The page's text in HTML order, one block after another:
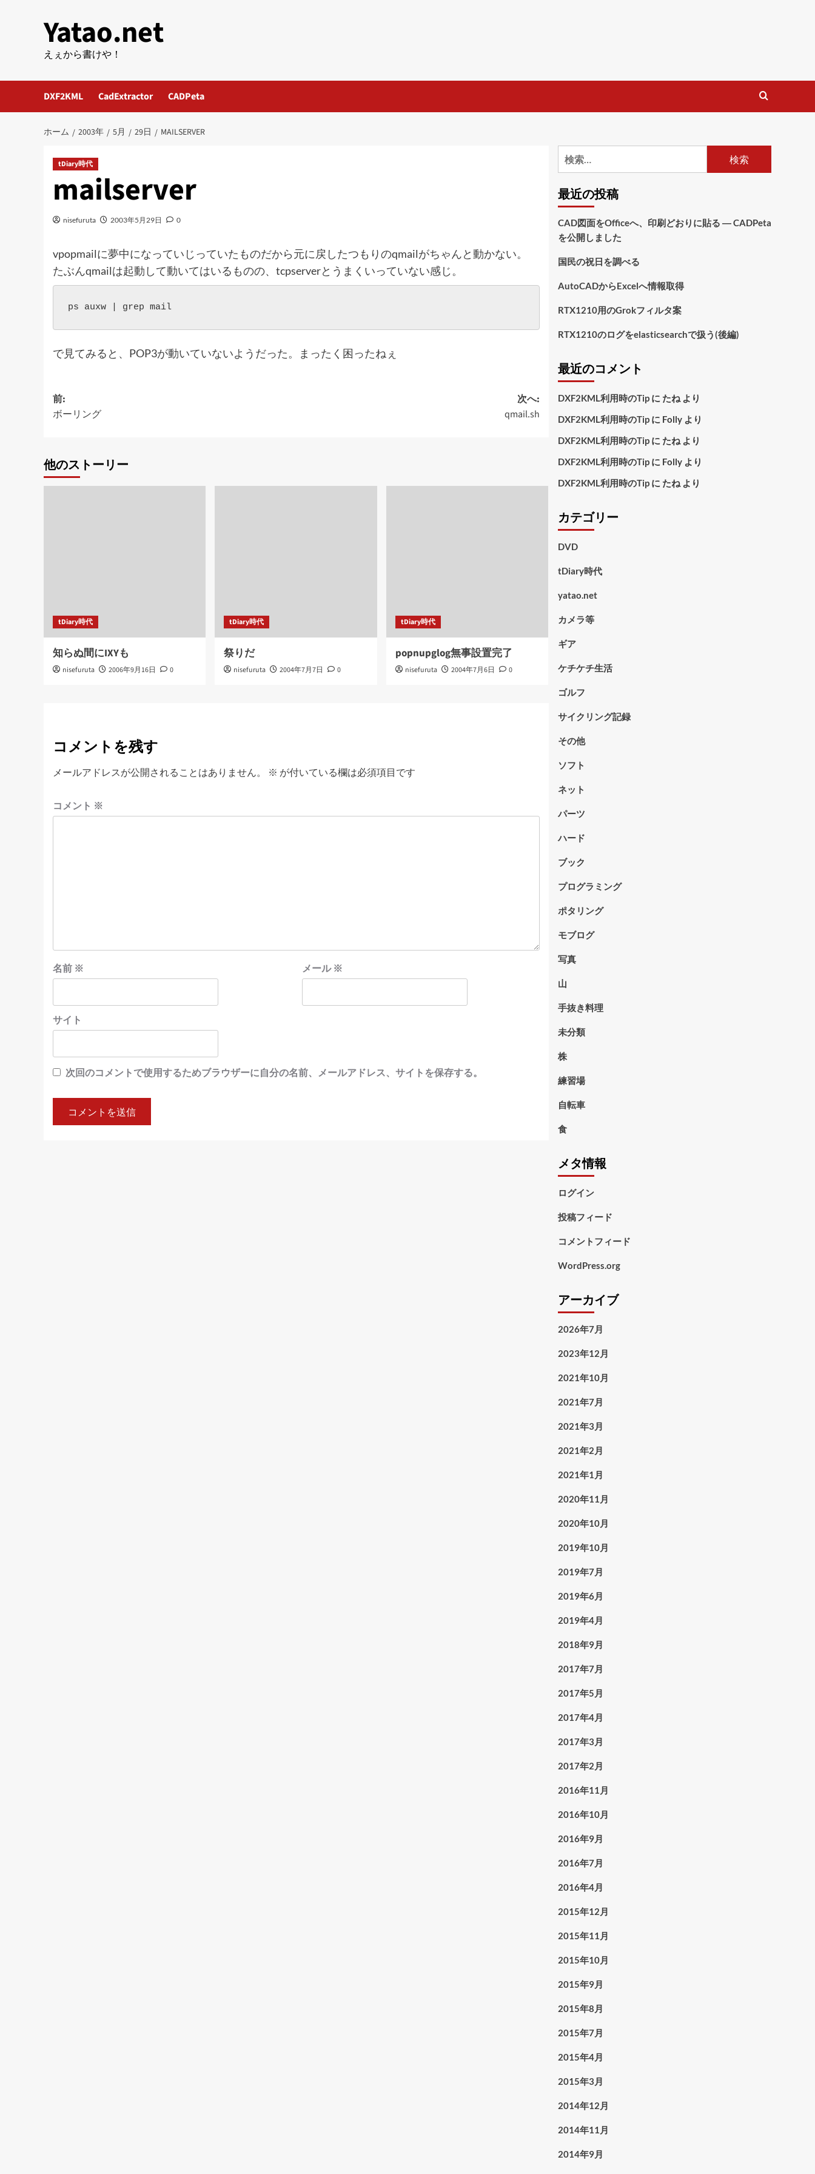
ッ
Yatao.net
えぇから書けや！
DXF2KML CadExtractor CADPeta
ホーム 2003年 5月 29日 MAILSERVER
tDiary時代
mailserver
nisefuruta 2003年5月29日 0
vpopmailに夢中になっていじっていたものだから元に戻したつもりのqmailがちゃんと動かない。
たぶんqmailは起動して動いてはいるものの、tcpserverとうまくいっていない感じ。
ps auxw | grep mail
で見てみると、POP3が動いていないようだった。まったく困ったねぇ
投
稿
ビ
ゲ
前:
ボーリング
次へ:
qmail.sh
他のストーリー
tDiary時代
知らぬ間にIXYも
nisefuruta 2006年9月16日 0
tDiary時代
祭りだ
nisefuruta 2004年7月7日 0
tDiary時代
popnupglog無事設置完了
nisefuruta 2004年7月6日 0
コメントを残す
メールアドレスが公開されることはありません。 ※ が付いている欄は必須項目です
コメント ※
名前 ※ メール ※
サイト
次回のコメントで使用するためブラウザーに自分の名前、メールアドレス、サイトを保存する。
検
索:
最近の投稿
CAD図面をOfficeへ、印刷どおりに貼る ― CADPeta
を公開しました
国民の祝日を調べる
AutoCADからExcelへ情報取得
RTX1210用のGrokフィルタ案
RTX1210のログをelasticsearchで扱う(後編)
最近のコメント
DXF2KML利用時のTipに たねより
DXF2KML利用時のTipに Follyより
DXF2KML利用時のTipに たねより
DXF2KML利用時のTipに Follyより
DXF2KML利用時のTipに たねより
カテゴリー
DVD
tDiary時代
yatao.net
カメラ等
ギア
ケチケチ生活
ゴルフ
サイクリング記録
その他
ソフト
ネット
パーツ
ハード
ブック
プログラミング
ポタリング
モブログ
写真
山
手抜き料理
未分類
株
練習場
自転車
食
メタ情報
ログイン
投稿フィード
コメントフィード
WordPress.org
アーカイブ
2026年7月
2023年12月
2021年10月
2021年7月
2021年3月
2021年2月
2021年1月
2020年11月
2020年10月
2019年10月
2019年7月
2019年6月
2019年4月
2018年9月
2017年7月
2017年5月
2017年4月
2017年3月
2017年2月
2016年11月
2016年10月
2016年9月
2016年7月
2016年4月
2015年12月
2015年11月
2015年10月
2015年9月
2015年8月
2015年7月
2015年4月
2015年3月
2014年12月
2014年11月
2014年9月